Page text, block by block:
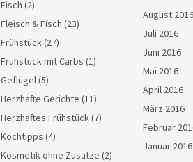
Fisch (2)
Fleisch & Fisch (23)
Frühstück(27)
Frühstück mit Carbs (1)
Geflügel(5)
Herzhafte Gerichte (11)
Herzhaftes Frühstück(7)
Kochtipps (4)
Kosmetik ohne Zusätze (2)
August 2016
Juli 2016
Juni 2016
Mai 2016
April 2016
März 2016
Februar
Januar 2016